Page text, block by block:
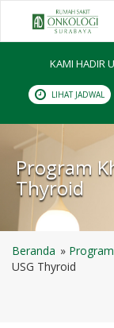
KAMI HADIR
LIHAT JADWAL
Program
Thyroid
Beranda
USG Thyroid